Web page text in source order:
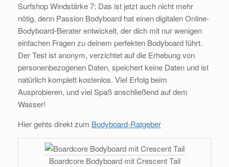
Surfshop Windstärke 7: Das ist jetzt auch nicht mehr
nötig, denn Passion Bodyboard hat einen digitalen Online-
Bodyboard-Berater entwickelt, der dich mit nur wenigen
einfachen Fragen zu deinem perfekten Bodyboard führt.
Der Test ist anonym, verzichtet auf die Erhebung von
personenbezogenen Daten, speichert keine Daten und ist
natürlich komplett kostenlos. Viel Erfolg beim
Ausprobieren, und viel Spaß anschließend auf dem
Wasser!
Hier gehts direkt zum Bodyboard-Ratgeber
Boardcore Bodyboard mit Crescent Tail